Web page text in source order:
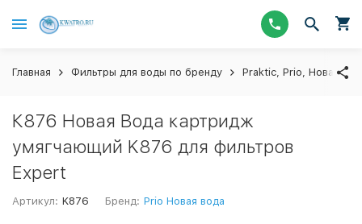
Главная Фильтры для воды по бренду Praktic, Prio, Новая
К876 Новая Вода картридж
умягчающий K876 для фильтров
Expert
Артикул: K876 Бренд: Prio Новая вода